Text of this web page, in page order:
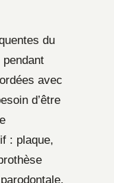
du
avec
d’être
: plaque,